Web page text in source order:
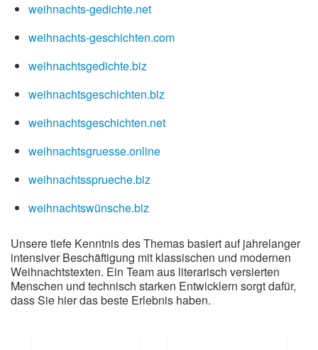
weihnachts-gedichte.net
weihnachts-geschichten.com
weihnachtsgedichte.biz
weihnachtsgeschichten.biz
weihnachtsgeschichten.net
weihnachtsgruesse.online
weihnachtssprueche.biz
weihnachtswünsche.biz
Unsere tiefe Kenntnis des Themas basiert auf jahrelanger
intensiver Beschäftigung mit klassischen und modernen
Weihnachtstexten. Ein Team aus literarisch versierten
Menschen und technisch starken Entwicklern sorgt dafür,
dass Sie hier das beste Erlebnis haben.